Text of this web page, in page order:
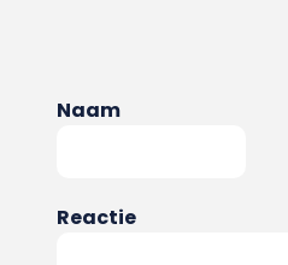
Naam
Reactie